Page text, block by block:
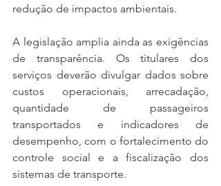
redução de impactos ambientais.
A legislação amplia ainda as exigências
de transparência. Os titulares dos
serviços deverão divulgar dados sobre
custos operacionais, arrecadação,
quantidade de passageiros
transportados e indicadores de
desempenho, com o fortalecimento do
controle social e a fiscalização dos
sistemas de transporte.